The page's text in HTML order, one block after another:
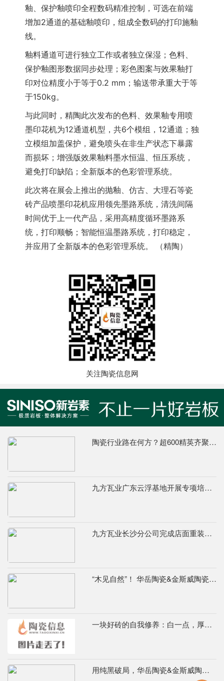
釉、保护釉喷印全程数码精准控制，可选在前端
增加2通道的基础釉喷印，组成全数码的打印施釉
线。
釉料通道可进行独立工作或者独立保湿；色料、
保护釉图形数据同步处理；彩色图案与效果釉打
印对位精度小于等于0.2 mm；输送带承重大于等
于150kg。
与此同时，精陶此次发布的色料、效果釉专用喷
墨印花机为12通道机型，共6个模组，12通道；独
立模组加盖保护，避免喷头在非生产状态下暴露
而损坏；增强版效果釉料墨水恒温、恒压系统，
避免打印缺陷；全新版本的色彩管理系统。
此次将在展会上推出的抛釉、仿古、大理石等瓷
砖产品喷墨印花机应用领先墨路系统，清洗间隔
时间优于上一代产品，采用高精度循环墨路系
统，打印顺畅；智能恒温墨路系统，打印稳定，
并应用了全新版本的色彩管理系统。 （精陶）
关注陶瓷信息网
陶瓷行业路在何方？超600精英齐聚陶业年度思想盛会，樊纲、何乾、龙建刚献智破局
九方瓦业广东云浮基地开展专项培训，筑牢绿色安全发展根基
九方瓦业长沙分公司完成店面重装升级，夯实终端渠道竞争力
“木见自然”！ 华岳陶瓷&金斯威陶瓷800×800mm 8度微光质感木纹砖
一块好砖的自我修养：白一点，厚一点，重一点，硬一点
用纯黑破局，华岳陶瓷&金斯威陶瓷600×1200mm纯黑奢石瓷砖